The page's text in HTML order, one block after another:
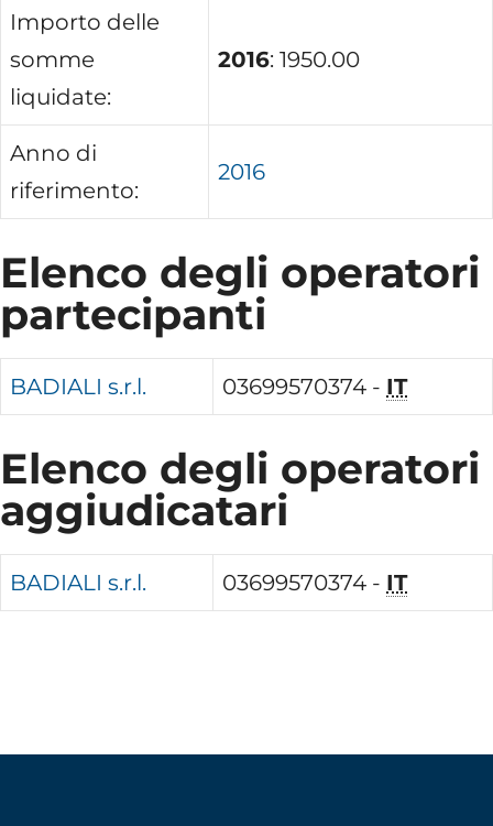
Importo delle
somme
liquidate:
2016: 1950.00
Anno di
riferimento:
2016
Elenco degli operatori
partecipanti
BADIALI s.r.l. 03699570374 - IT
Elenco degli operatori
aggiudicatari
BADIALI s.r.l. 03699570374 - IT